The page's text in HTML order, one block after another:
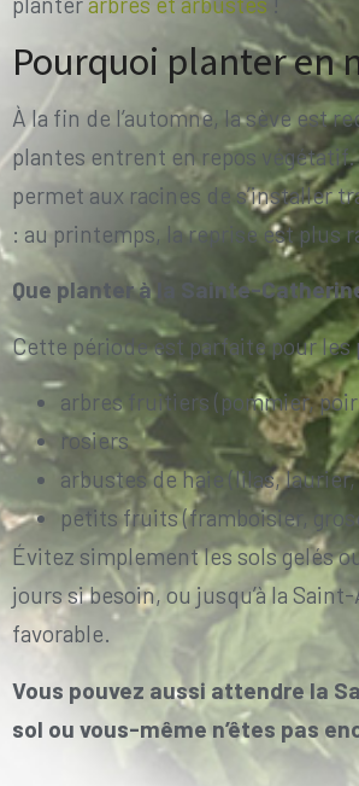
Pourquoi planter en
À la fin de l’automne, la sève est
plantes entrent en repos
permet aux racines de s’installer
: au printemps, la reprise est plus
Que planter à la Sainte-
Cette période est parfaite pour les
arbres fruitiers (pommier,
rosiers
arbustes de haie (lilas,
petits fruits (framboisier,
Évitez simplement les sols gelés
jours si besoin, ou jusqu’à la
favorable.
Vous pouvez aussi attendre la
sol ou vous-même n’êtes pas